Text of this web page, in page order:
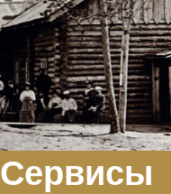
Сервисы